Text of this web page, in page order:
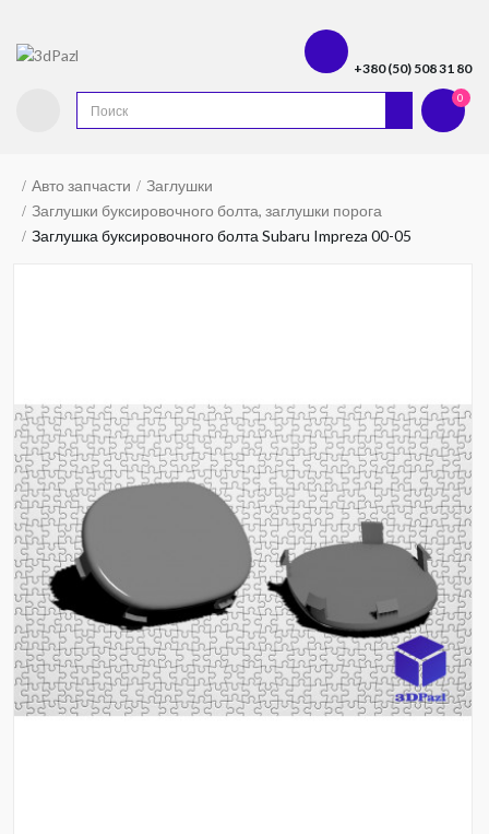
+380 (50) 508 31 80
0
Авто запчасти
Заглушки
Заглушки буксировочного болта, заглушки порога
Заглушка буксировочного болта Subaru Impreza 00-05